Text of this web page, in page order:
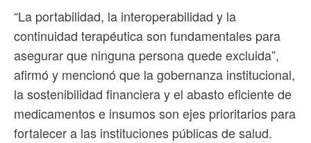
“La portabilidad, la interoperabilidad y la
continuidad terapéutica son fundamentales para
asegurar que ninguna persona quede excluida”,
afirmó y mencionó que la gobernanza institucional,
la sostenibilidad financiera y el abasto eficiente de
medicamentos e insumos son ejes prioritarios para
fortalecer a las instituciones públicas de salud.